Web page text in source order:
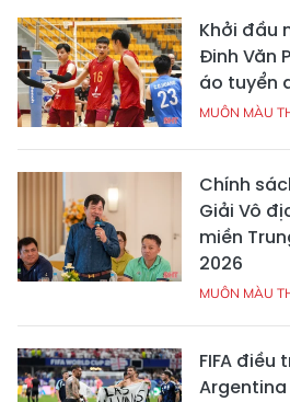
Khởi đầu
Đinh Văn
áo tuyển
MUÔN MÀU
Chính
Giải Vô
miền
2026
MUÔN MÀU
FIFA điều
Argentina